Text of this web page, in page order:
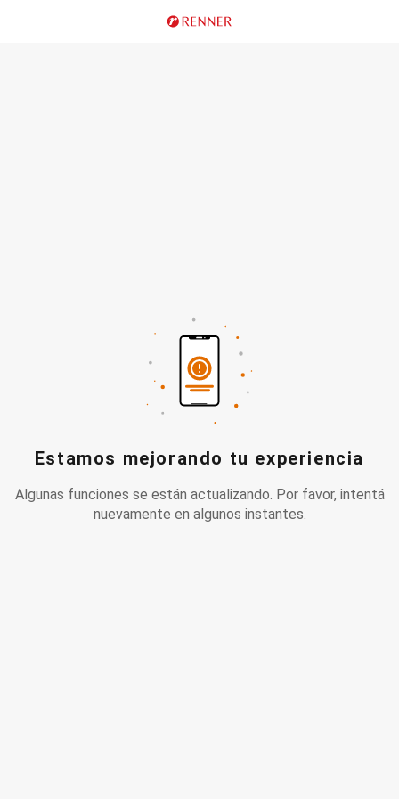
Estamos mejorando tu experiencia
Algunas funciones se están actualizando. Por favor, intentá
nuevamente en algunos instantes.